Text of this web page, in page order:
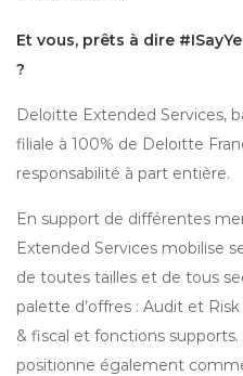
Et vous, prêts à dire
?
Deloitte Extended Services,
filiale à 100% de Deloitte
responsabilité à part entière.
En support de différentes
Extended Services mobilise
de toutes tailles et de tous
palette d’offres : Audit et
& fiscal et fonctions
positionne également